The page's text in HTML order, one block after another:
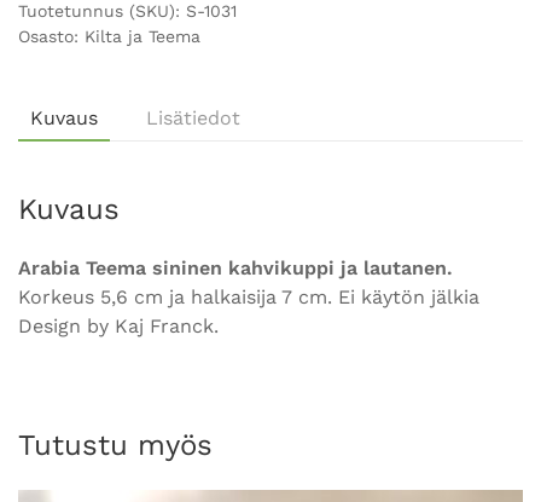
Tuotetunnus (SKU): S-1031
Osasto: Kilta ja Teema
Kuvaus Lisätiedot
Kuvaus
Arabia Teema sininen kahvikuppi ja lautanen.
Korkeus 5,6 cm ja halkaisija 7 cm. Ei käytön jälkia
Design by Kaj Franck.
Tutustu myös